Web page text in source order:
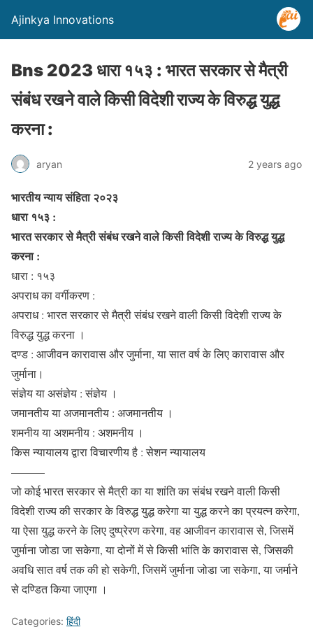
Ajinkya Innovations
Bns 2023 धारा १५३ : भारत सरकार से मैत्री
संबंध रखने वाले किसी विदेशी राज्य के विरुद्ध युद्ध
करना :
aryan 2 years ago
भारतीय न्याय संहिता २०२३
धारा १५३ :
भारत सरकार से मैत्री संबंध रखने वाले किसी विदेशी राज्य के विरुद्ध युद्ध
करना :
धारा : १५३
अपराध का वर्गीकरण :
अपराध : भारत सरकार से मैत्री संबंध रखने वाली किसी विदेशी राज्य के
विरुद्ध युद्ध करना ।
दण्ड : आजीवन कारावास और जुर्माना, या सात वर्ष के लिए कारावास और
जुर्माना।
संज्ञेय या असंज्ञेय : संज्ञेय ।
जमानतीय या अजमानतीय : अजमानतीय ।
शमनीय या अशमनीय : अशमनीय ।
किस न्यायालय द्वारा विचारणीय है : सेशन न्यायालय
———
जो कोई भारत सरकार से मैत्री का या शांति का संबंध रखने वाली किसी
विदेशी राज्य की सरकार के विरुद्ध युद्ध करेगा या युद्ध करने का प्रयत्न करेगा,
या ऐसा युद्ध करने के लिए दुष्प्रेरण करेगा, वह आजीवन कारावास से, जिसमें
जुर्माना जोडा जा सकेगा, या दोनों में से किसी भांति के कारावास से, जिसकी
अवधि सात वर्ष तक की हो सकेगी, जिसमें जुर्माना जोडा जा सकेगा, या जर्माने
से दण्डित किया जाएगा ।
Categories: हिंदी